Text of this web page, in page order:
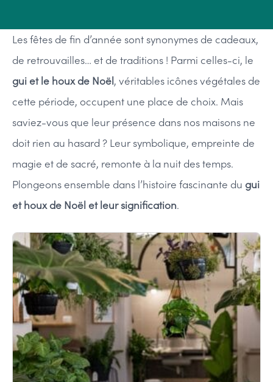
Les fêtes de fin d’année sont synonymes de cadeaux,
de retrouvailles… et de traditions ! Parmi celles-ci, le
gui et le houx de Noël, véritables icônes végétales de
cette période, occupent une place de choix. Mais
saviez-vous que leur présence dans nos maisons ne
doit rien au hasard ? Leur symbolique, empreinte de
magie et de sacré, remonte à la nuit des temps.
Plongeons ensemble dans l’histoire fascinante du gui
et houx de Noël et leur signification.